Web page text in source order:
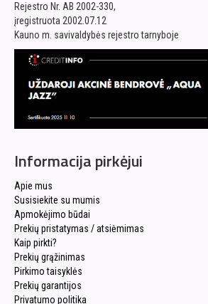
Rejestro Nr. AB 2002-330,
įregistruota 2002.07.12
Kauno m. savivaldybės rejestro tarnyboje
Informacija pirkėjui
Apie mus
Susisiekite su mumis
Apmokėjimo būdai
Prekių pristatymas / atsiėmimas
Kaip pirkti?
Prekių grąžinimas
Pirkimo taisyklės
Prekių garantijos
Privatumo politika